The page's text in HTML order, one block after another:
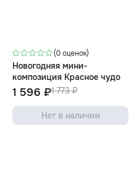
(0 оценок)
Новогодняя мини-
композиция Красное чудо
1 773 ₽
1 596 ₽
Нет в наличии